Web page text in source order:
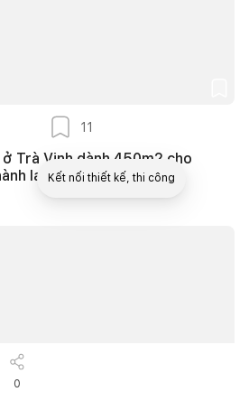
11
Trà Vinh dành 450m2 cho
lang ngoài trời
0
Kết nối thiết kế, thi công